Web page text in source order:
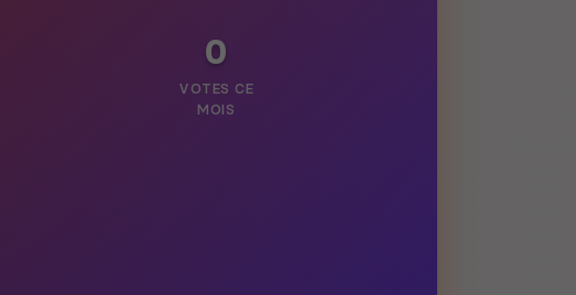
0
VOTES CE
MOIS